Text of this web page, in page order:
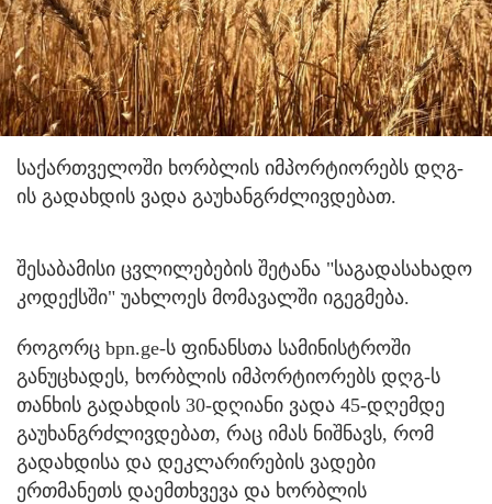
საქართველოში ხორბლის იმპორტიორებს დღგ-
ის გადახდის ვადა გაუხანგრძლივდებათ.
შესაბამისი ცვლილებების შეტანა "საგადასახადო
კოდექსში" უახლოეს მომავალში იგეგმება.
როგორც bpn.ge-ს ფინანსთა სამინისტროში
განუცხადეს, ხორბლის იმპორტიორებს დღგ-ს
თანხის გადახდის 30-დღიანი ვადა 45-დღემდე
გაუხანგრძლივდებათ, რაც იმას ნიშნავს, რომ
გადახდისა და დეკლარირების ვადები
ერთმანეთს დაემთხვევა და ხორბლის